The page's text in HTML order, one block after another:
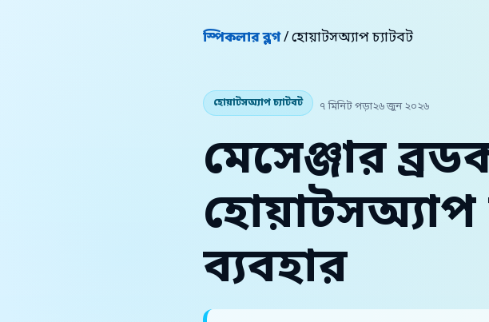
স্পিকলার ব্লগ/ হোয়াটসঅ্যাপ চ্যাটবট
হোয়াটসঅ্যাপ চ্যাটবট ৭ মিনিট পড়া২৬ জুন ২০২৬
মেসেঞ্জার
ব্যবহার